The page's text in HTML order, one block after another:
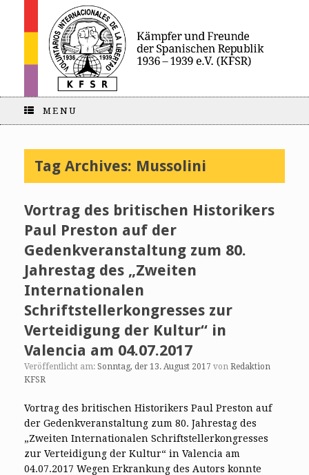
MENU
Tag Archives: Mussolini
Vortrag des britischen Historikers
Paul Preston auf der
Gedenkveranstaltung zum 80.
Jahrestag des „Zweiten
Internationalen
Schriftstellerkongresses zur
Verteidigung der Kultur“ in
Valencia am 04.07.2017
Veröffentlicht am: Sonntag, der 13. August 2017 von Redaktion
KFSR
Vortrag des britischen Historikers Paul Preston auf
der Gedenkveranstaltung zum 80. Jahrestag des
„Zweiten Internationalen Schriftstellerkongresses
zur Verteidigung der Kultur“ in Valencia am
04.07.2017 Wegen Erkrankung des Autors konnte